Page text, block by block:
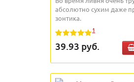
абсолютно сухим даже
зонтика.
1
39.93 руб.